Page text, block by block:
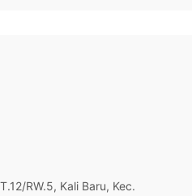
RW.5, Kali Baru, Kec.